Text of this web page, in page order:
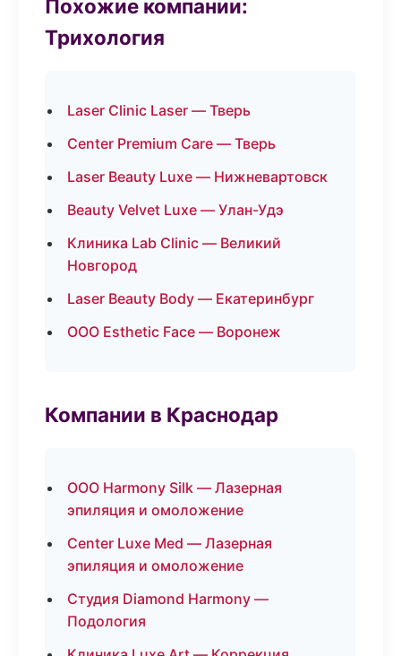
Похожие компании:
Трихология
Laser Clinic Laser — Тверь
Center Premium Care — Тверь
Laser Beauty Luxe — Нижневартовск
Beauty Velvet Luxe — Улан-Удэ
Клиника Lab Clinic — Великий
Новгород
Laser Beauty Body — Екатеринбург
ООО Esthetic Face — Воронеж
Компании в Краснодар
ООО Harmony Silk — Лазерная
эпиляция и омоложение
Center Luxe Med — Лазерная
эпиляция и омоложение
Студия Diamond Harmony —
Подология